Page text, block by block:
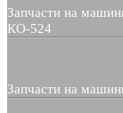
Запчасти на
КО-524
Запчасти на